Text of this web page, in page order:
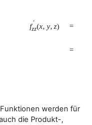
f ′
zz(x, y, z) =
=
werden für
die Produkt-,